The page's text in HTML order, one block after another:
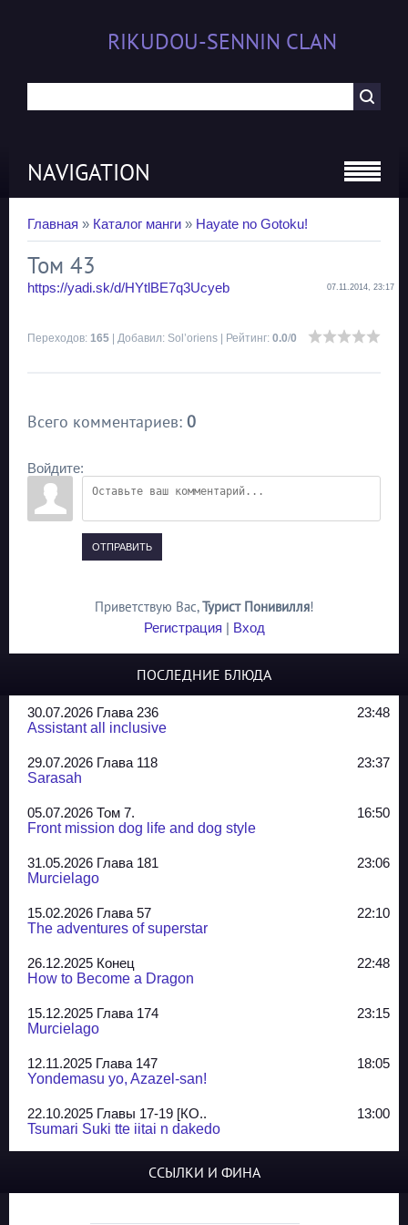
RIKUDOU-SENNIN CLAN
NAVIGATION
Главная » Каталог манги » Hayate no Gotoku!
Том 43
https://yadi.sk/d/HYtlBE7q3Ucyeb 07.11.2014, 23:17
Переходов: 165 Добавил: Sol’oriens Рейтинг: 0.0/0
Всего комментариев: 0
Войдите:
ОТПРАВИТЬ
Приветствую Вас,Турист Понивилля!
Регистрация | Вход
ПОСЛЕДНИЕ БЛЮДА
30.07.2026 Глава 236
23:48
Assistant all inclusive
29.07.2026 Глава 118
23:37
Sarasah
05.07.2026 Том 7.
16:50
Front mission dog life and dog style
31.05.2026 Глава 181
23:06
Murcielago
15.02.2026 Глава 57
22:10
The adventures of superstar
26.12.2025 Конец
22:48
How to Become a Dragon
15.12.2025 Глава 174
23:15
Murcielago
12.11.2025 Глава 147
18:05
Yondemasu yo, Azazel-san!
22.10.2025 Главы 17-19 [КО..
13:00
Tsumari Suki tte iitai n dakedo
ССЫЛКИ И ФИНА